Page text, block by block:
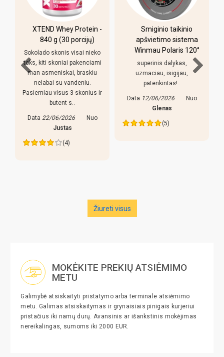
XTEND Whey Protein -
840 g (30 porcijų)
Sokolado skonis visai nieko
toks, kiti skoniai pakenciami
man asmeniskai, braskiu
nelabai su vandeniu.
Pasiemiau visus 3 skonius ir
butent s..
Data 22/06/2026
Nuo
Justas
(4)
Smiginio taikinio
apšvietimo sistema
Winmau Polaris 120°
superinis dalykas,
uzmaciau, isigijau,
patenkintas!..
Data 12/06/2026
Nuo
Glenas
(5)
Žiureti visus
MOKĖKITE PREKIŲ ATSIĖMIMO
METU
Galimybė atsiskaityti pristatymo arba terminale atsiėmimo
metu. Galimas atsiskaitymas ir grynaisiais pinigais kurjeriui
pristačius iki namų durų. Avansinis ar išankstinis mokėjimas
nereikalingas, sumoms iki 2000 EUR.